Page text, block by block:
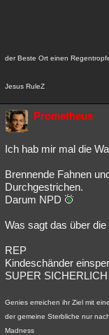
der Beste Ort einen
Jesus RuleZ
Prometheus
Ich hab mir mal die
Brennende Fahnen
Durchgestrichen.
Darum NPD
Was sagt das über
REP
Kindeschänder
SUPER
Genies erreichen ihr Ziel mit
der gemeine Sterbliche nur
Madness